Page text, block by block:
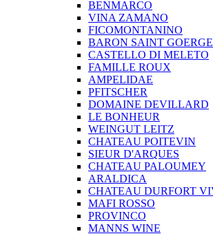
BENMARCO
VINA ZAMANO
FICOMONTANINO
BARON SAINT
CASTELLO DI MELETO
FAMILLE ROUX
AMPELIDAE
PFITSCHER
DOMAINE DEVILLARD
LE BONHEUR
WEINGUT LEITZ
CHATEAU POITEVIN
SIEUR D'ARQUES
CHATEAU PALOUMEY
ARALDICA
CHATEAU DURFORT
MAFI ROSSO
PROVINCO
MANNS WINE